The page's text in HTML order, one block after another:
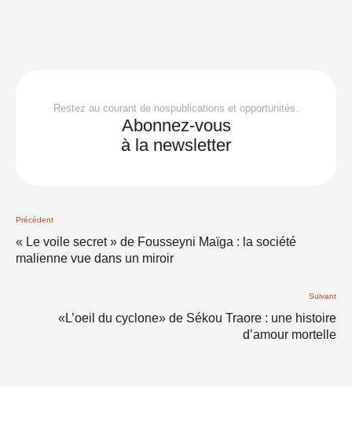
Restez au courant de nospublications et opportunités.
Abonnez-vous
à la newsletter
Précédent
« Le voile secret » de Fousseyni Maïga : la société
malienne vue dans un miroir
Suivant
«L’oeil du cyclone» de Sékou Traore : une histoire
d’amour mortelle